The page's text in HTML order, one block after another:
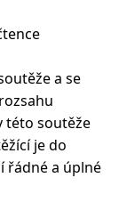
a se
této soutěže
je do
řádné a úplné